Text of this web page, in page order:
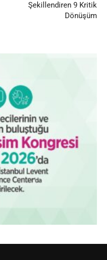
Şekillendiren 9 Kritik
Dönüşüm